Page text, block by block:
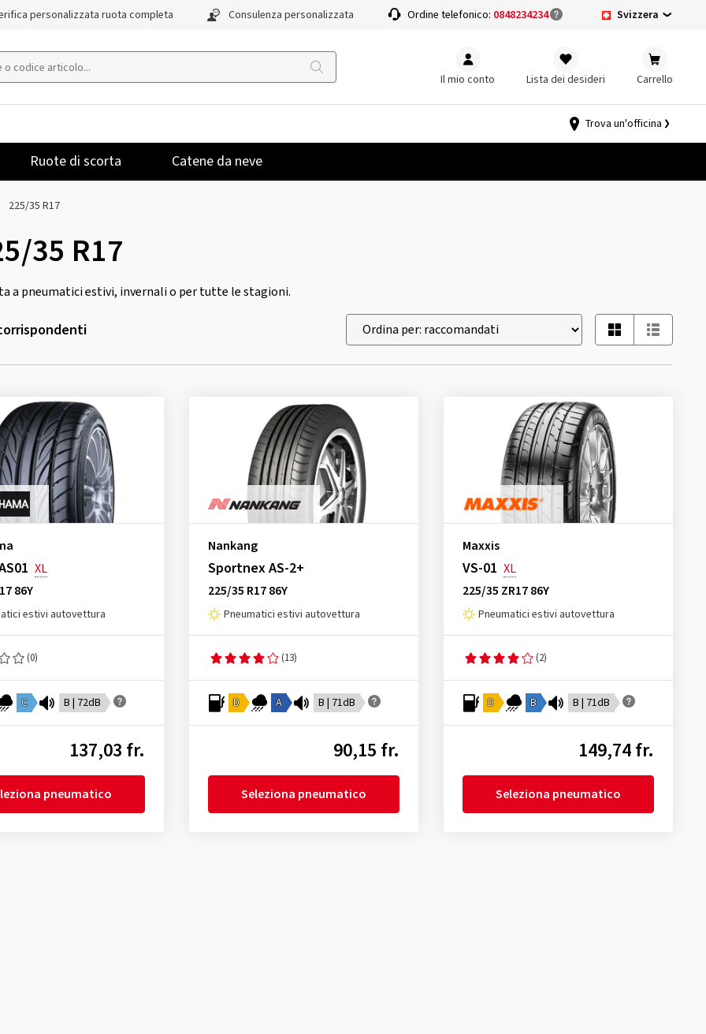
personalizzata ruota completa Consulenza personalizzata Ordine telefonico: 0848234234 Svizzera
Il mio conto Lista dei desideri Carrello
Ruote di scorta Catene da neve
Trova un'officina
225/35 R17
35 R17
pneumatici estivi, invernali o per tutte le stagioni.
XL
86Y
estivi autovettura
(0)
C B | 72dB
137,03 fr.
pneumatico
Nankang
Sportnex AS-2+
225/35 R17 86Y
Pneumatici estivi autovettura
(13)
D A B | 71dB
90,15 fr.
Seleziona pneumatico
Maxxis
VS-01 XL
225/35 ZR17 86Y
Pneumatici estivi autovettura
(2)
D B B | 71dB
149,74 fr.
Seleziona pneumatico